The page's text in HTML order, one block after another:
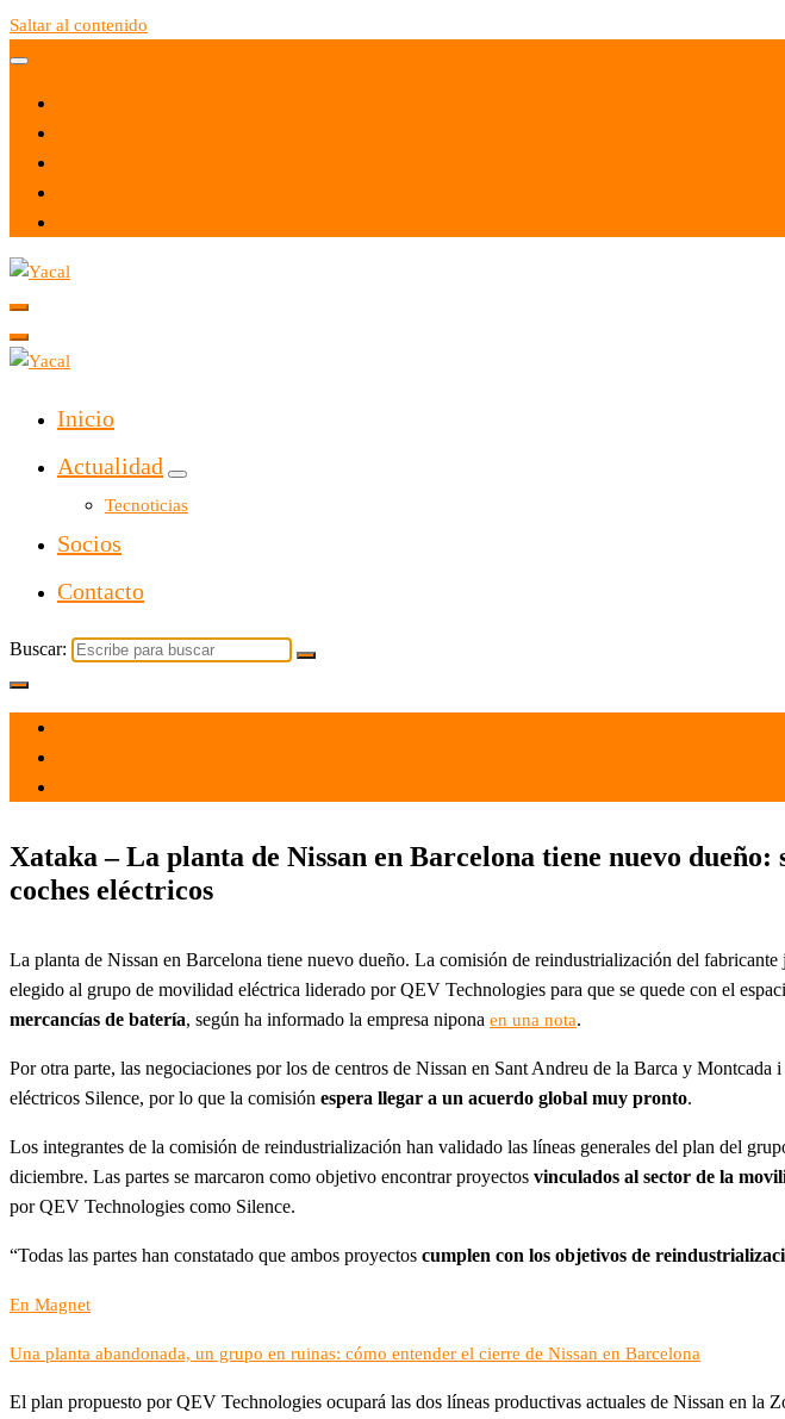
Saltar al contenido
Yacal micro hosting
Inicio
Actualidad
Tecnoticias
Socios
Contacto
Buscar:
Xataka – La planta de Nissan en Barcelona tiene nuevo
coches eléctricos
La planta de Nissan en Barcelona tiene nuevo dueño. La comisión de reindustrialización del
elegido al grupo de movilidad eléctrica liderado por QEV Technologies para que se quede con el
mercancías de batería, según ha informado la empresa nipona en una nota.
Por otra parte, las negociaciones por los de centros de Nissan en Sant Andreu de la Barca y
eléctricos Silence, por lo que la comisión espera llegar a un acuerdo global muy pronto.
Los integrantes de la comisión de reindustrialización han validado las líneas generales del plan del
diciembre. Las partes se marcaron como objetivo encontrar proyectos vinculados al sector de la
por QEV Technologies como Silence.
“Todas las partes han constatado que ambos proyectos cumplen con los objetivos de
En Magnet
Una planta abandonada, un grupo en ruinas: cómo entender el cierre de Nissan en Barcelona
El plan propuesto por QEV Technologies ocupará las dos líneas productivas actuales de Nissan en la